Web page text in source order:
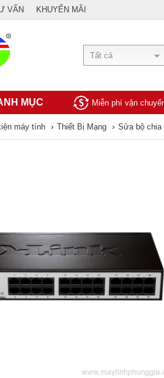
VẤN KHUYẾN MÃI
Tất cả
MỤC Miễn phí vận
máy tính › Thiết Bị Mạng › Sửa bộ chia